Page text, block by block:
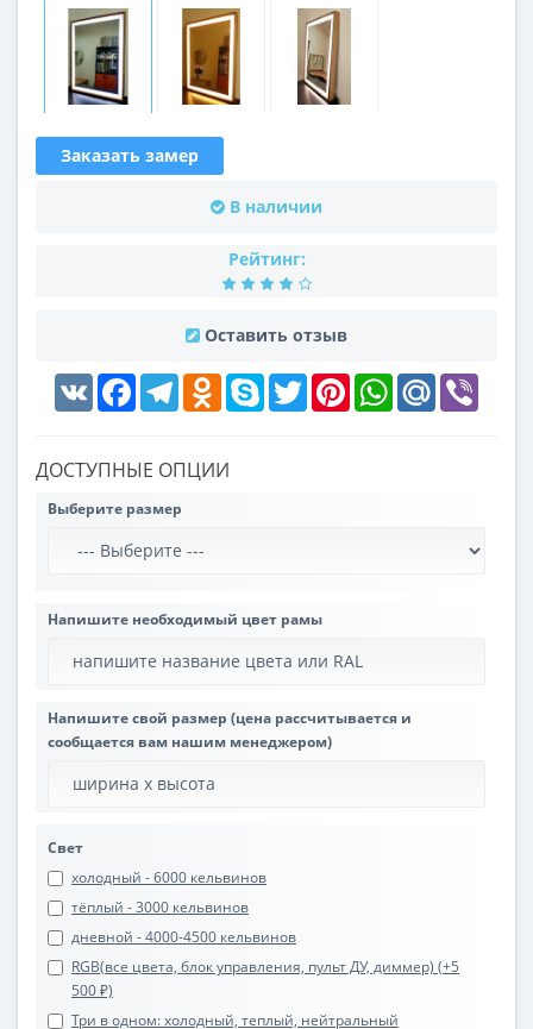
Заказать замер
В наличии
Рейтинг:
Оставить отзыв
VK FacebookTelegramOdnoklassniki
Skype Twitter PinterestWhatsAppMail.Ru
ДОСТУПНЫЕ ОПЦИИ
Выберите размер
Напишите необходимый цвет рамы
Напишите свой размер (цена рассчитывается и
сообщается вам нашим менеджером)
Свет
холодный - 6000 кельвинов
тёплый - 3000 кельвинов
дневной - 4000-4500 кельвинов
RGB(все цвета, блок управления, пульт ДУ, диммер) (+5
500 ₽)
Три в одном: холодный, теплый, нейтральный